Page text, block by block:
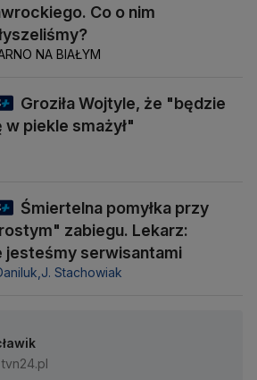
Co o nim
NA BIAŁYM
Groziła Wojtyle, że "będzie
w piekle smażył"
Śmiertelna pomyłka przy
zabiegu. Lekarz:
jesteśmy serwisantami
J. Stachowiak